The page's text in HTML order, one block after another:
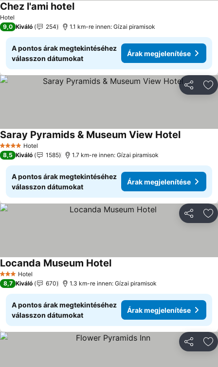
Hotel
Chez l'ami hotelÁrak megjelenítése
9,0 Kiváló 254 1.1 km-re innen: Gízai piramisok
A pontos árak megtekintéséhez
válasszon dátumokat
Árak megjelenítése
4 KategóriaHotel
Saray Pyramids & Museum View HotelÁrak
8,5 Kiváló 1585 1.7 km-re innen: Gízai piramisok
A pontos árak megtekintéséhez
válasszon dátumokat
Árak megjelenítése
3 Kategória
Hotel
Locanda Museum HotelÁrak megjelenítése
8,7 Kiváló 670 1.3 km-re innen: Gízai piramisok
A pontos árak megtekintéséhez
válasszon dátumokat
Árak megjelenítése